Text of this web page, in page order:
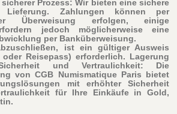
Prozess: Wir bieten eine sichere
Lieferung. Zahlungen können per
Überweisung erfolgen, einige
jedoch möglicherweise eine
per Banküberweisung.
ist ein gültiger Ausweis
oder Reisepass) erforderlich. Lagerung
und Vertraulichkeit: Die
von CGB Numismatique Paris bietet
mit erhöhter Sicherheit
für Ihre Einkäufe in Gold,